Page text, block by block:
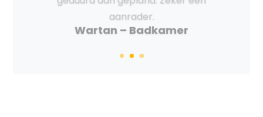
het zonder morren.
Loran - Volledige
Huisrenovatie